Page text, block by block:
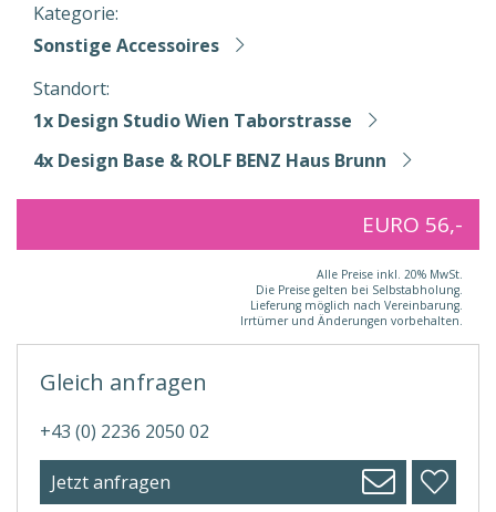
Kategorie:
Sonstige Accessoires
Standort:
1x Design Studio Wien Taborstrasse
4x Design Base & ROLF BENZ Haus Brunn
EURO 56,-
Alle Preise inkl. 20% MwSt.
Die Preise gelten bei Selbstabholung.
Lieferung möglich nach Vereinbarung.
Irrtümer und Änderungen vorbehalten.
Gleich anfragen
+43 (0) 2236 2050 02
Jetzt anfragen